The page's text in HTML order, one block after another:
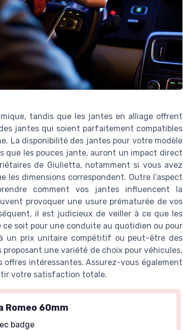
tandis que les jantes en alliage offrent
jantes qui soient parfaitement compatibles
La disponibilité des jantes pour votre modèle
que les pouces jante, auront un impact direct
de Giulietta, notamment si vous avez
les dimensions correspondent. Outre l’aspect
comment vos jantes influencent la
provoquer une usure prématurée de vos
il est judicieux de veiller à ce que les
soit pour une conduite au quotidien ou pour
un prix unitaire compétitif ou peut-être des
une variété de choix pour véhicules,
offres intéressantes. Assurez-vous également
votre satisfaction totale.
Romeo 60mm
badge